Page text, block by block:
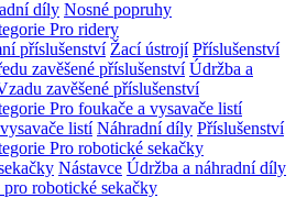
díly Nosné popruhy
příslušenství Žací ústrojí Příslušenství
zavěšené příslušenství Údržba a
zavěšené příslušenství
listí Náhradní díly Příslušenství
Nástavce Údržba a náhradní díly
robotické sekačky